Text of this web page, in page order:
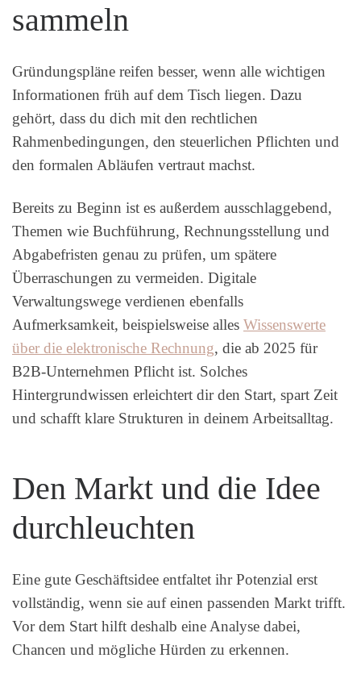
sammeln
Gründungspläne reifen besser, wenn alle wichtigen
Informationen früh auf dem Tisch liegen. Dazu
gehört, dass du dich mit den rechtlichen
Rahmenbedingungen, den steuerlichen Pflichten und
den formalen Abläufen vertraut machst.
Bereits zu Beginn ist es außerdem ausschlaggebend,
Themen wie Buchführung, Rechnungsstellung und
Abgabefristen genau zu prüfen, um spätere
Überraschungen zu vermeiden. Digitale
Verwaltungswege verdienen ebenfalls
Aufmerksamkeit, beispielsweise alles Wissenswerte
über die elektronische Rechnung, die ab 2025 für
B2B-Unternehmen Pflicht ist. Solches
Hintergrundwissen erleichtert dir den Start, spart Zeit
und schafft klare Strukturen in deinem Arbeitsalltag.
Den Markt und die Idee
durchleuchten
Eine gute Geschäftsidee entfaltet ihr Potenzial erst
vollständig, wenn sie auf einen passenden Markt trifft.
Vor dem Start hilft deshalb eine Analyse dabei,
Chancen und mögliche Hürden zu erkennen.